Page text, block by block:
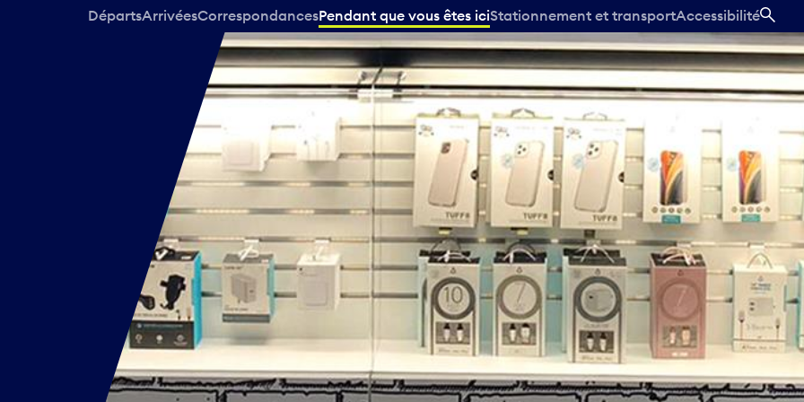
DépartsArrivéesCorrespondancesPendant que vous êtes iciStationnement et transportAccessibilité